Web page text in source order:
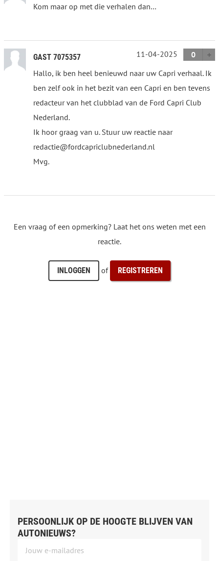
Kom maar op met die verhalen dan…
GAST 7075357 11-04-2025
0
Hallo, ik ben heel benieuwd naar uw Capri verhaal. Ik
ben zelf ook in het bezit van een Capri en ben tevens
redacteur van het clubblad van de Ford Capri Club
Nederland.
Ik hoor graag van u. Stuur uw reactie naar
redactie@fordcapriclubnederland.nl
Mvg.
Een vraag of een opmerking? Laat het ons weten met een
reactie.
INLOGGEN of REGISTREREN
PERSOONLIJK OP DE HOOGTE BLIJVEN VAN
AUTONIEUWS?